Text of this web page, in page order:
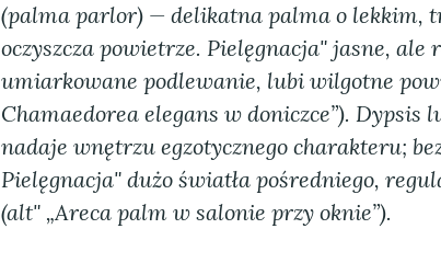
(palma parlor) — delikatna palma o lekkim,
oczyszcza powietrze. Pielęgnacja" jasne, ale
umiarkowane podlewanie, lubi wilgotne
Chamaedorea elegans w doniczce”). Dypsis
nadaje wnętrzu egzotycznego charakteru;
Pielęgnacja" dużo światła pośredniego,
(alt" „Areca palm w salonie przy oknie”).